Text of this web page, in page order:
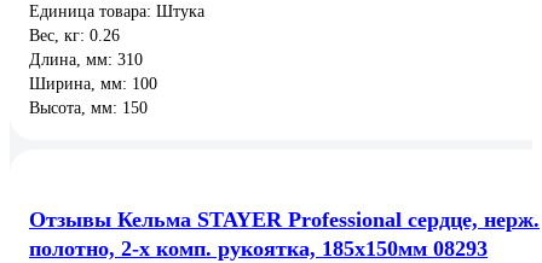
Единица товара: Штука
Вес, кг: 0.26
Длина, мм: 310
Ширина, мм: 100
Высота, мм: 150
Отзывы Кельма STAYER Professional сердце, нерж.
полотно, 2-х комп. рукоятка, 185x150мм 08293